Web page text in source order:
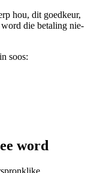
hou, dit goedkeur,
die betaling nie-
soos:
word